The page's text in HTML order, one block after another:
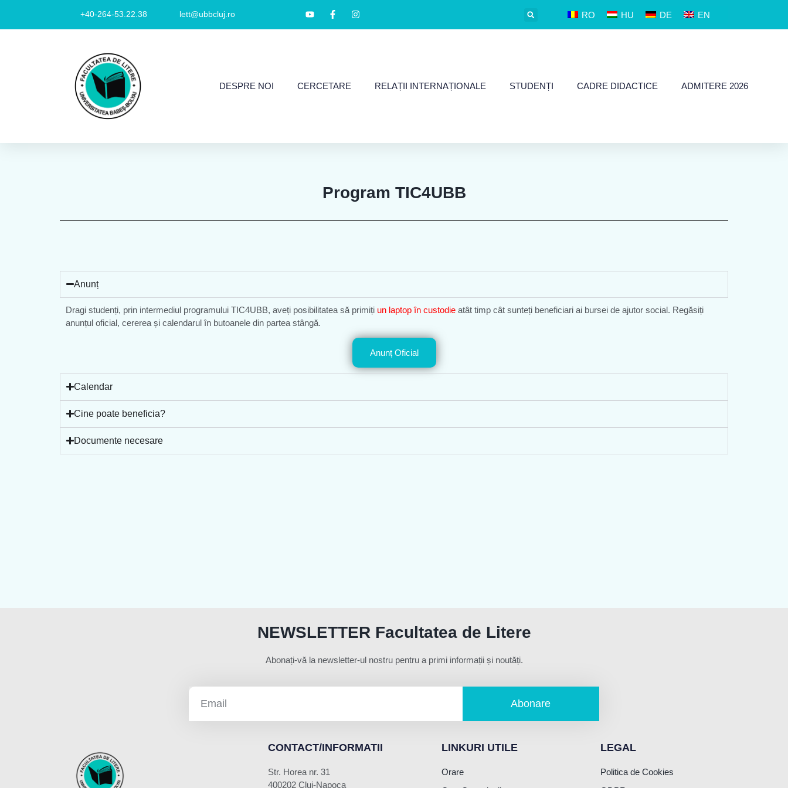
+40-264-53.22.38 lett@ubbcluj.ro RO HU DE EN
DESPRE NOI CERCETARE RELAȚII INTERNAȚIONALE STUDENȚI CADRE DIDACTICE ADMITERE 2026
Program TIC4UBB
Anunț
Dragi studenți, prin intermediul programului TIC4UBB, aveți posibilitatea să primiți un laptop în custodie atât timp cât sunteți beneficiari ai bursei de ajutor social. Regăsiți
anunțul oficial, cererea și calendarul în butoanele din partea stângă.
Anunț Oficial
Calendar
Cine poate beneficia?
Documente necesare
NEWSLETTER Facultatea de Litere
Abonați-vă la newsletter-ul nostru pentru a primi informații și noutăți.
Abonare
CONTACT/INFORMATII
Str. Horea nr. 31
400202 Cluj-Napoca
LINKURI UTILE
Orare
LEGAL
Politica de Cookies